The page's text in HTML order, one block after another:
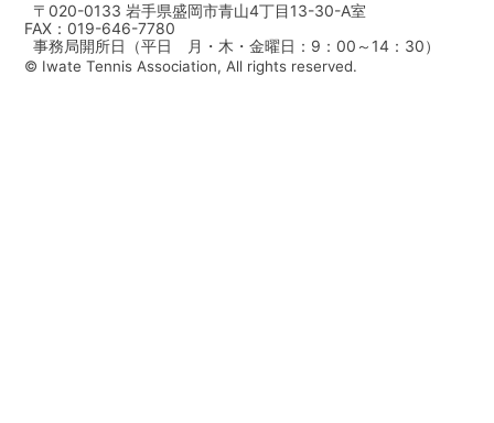
〒020-0133 岩手県盛岡市青山4丁目13-30-A室
FAX：019-646-7780
事務局開所日（平日 月・木・金曜日：9：00～14：30）
© Iwate Tennis Association, All rights reserved.